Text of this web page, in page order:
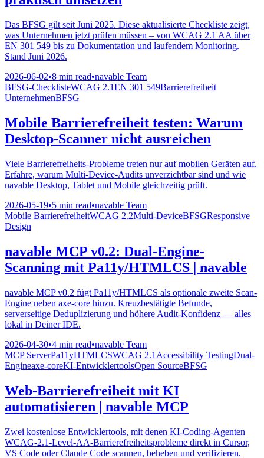
Das BFSG gilt seit Juni 2025. Diese aktualisierte Checkliste zeigt,
was Unternehmen jetzt prüfen müssen – von WCAG 2.1 AA über
EN 301 549 bis zu Dokumentation und laufendem Monitoring.
Stand Juni 2026.
2026-06-02•8 min read•navable Team
BFSG-ChecklisteWCAG 2.1EN 301 549Barrierefreiheit
UnternehmenBFSG
Mobile Barrierefreiheit testen: Warum
Desktop-Scanner nicht ausreichen
Viele Barrierefreiheits-Probleme treten nur auf mobilen Geräten auf.
Erfahre, warum Multi-Device-Audits unverzichtbar sind und wie
navable Desktop, Tablet und Mobile gleichzeitig prüft.
2026-05-19•5 min read•navable Team
Mobile BarrierefreiheitWCAG 2.2Multi-DeviceBFSGResponsive
Design
navable MCP v0.2: Dual-Engine-
Scanning mit Pa11y/HTMLCS | navable
navable MCP v0.2 fügt Pa11y/HTMLCS als optionale zweite Scan-
Engine neben axe-core hinzu. Kreuzbestätigte Befunde,
serverseitige Deduplizierung und höhere Audit-Konfidenz — alles
lokal in Deiner IDE.
2026-04-30•4 min read•navable Team
MCP ServerPa11yHTMLCSWCAG 2.1 Accessibility TestingDual-
Engineaxe-coreKI-EntwicklertoolsOpen SourceBFSG
Web-Barrierefreiheit mit KI
automatisieren | navable MCP
Zwei kostenlose Entwicklertools, mit denen KI-Coding-Agenten
WCAG-2.1-Level-AA-Barrierefreiheitsprobleme direkt in Cursor,
VS Code oder Claude Code scannen, beheben und verifizieren.